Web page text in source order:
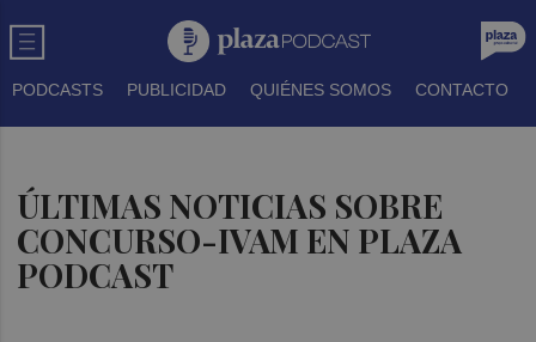
PODCASTS PUBLICIDAD QUIÉNES SOMOS CONTACTO
ÚLTIMAS NOTICIAS SOBRE
CONCURSO-IVAM EN PLAZA
PODCAST